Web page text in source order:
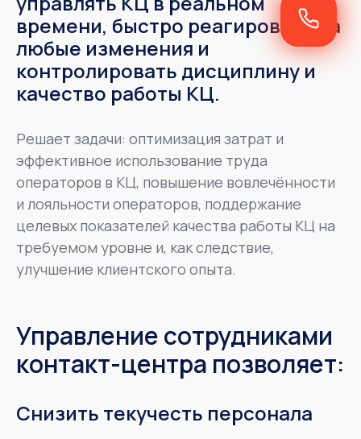
времени, быстро реагировать на
любые изменения и
контролировать дисциплину и
качество работы КЦ.
Решает задачи: оптимизация затрат и
эффективное использование труда
операторов в КЦ, повышение вовлечённости
и лояльности операторов, поддержание
целевых показателей качества работы КЦ на
требуемом уровне и, как следствие,
улучшение клиентского опыта.
Управление сотрудниками
контакт-центра позволяет:
Снизить текучесть персонала